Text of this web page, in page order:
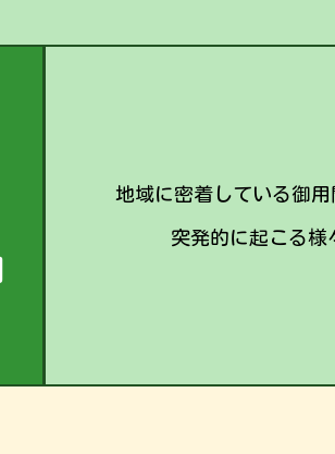
地域に密着している御
突発的に起こる様